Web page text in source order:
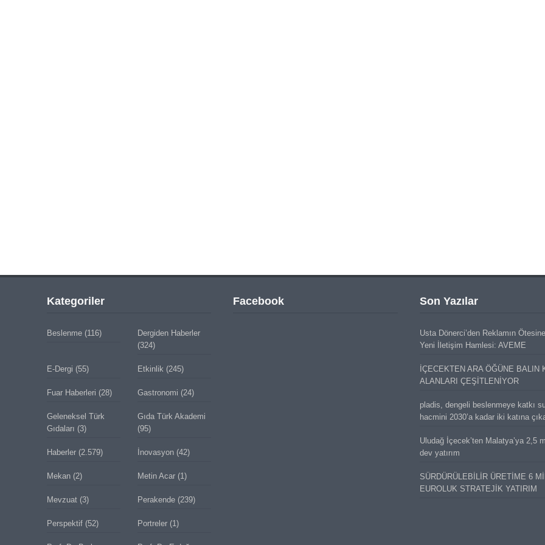
Kategoriler
Beslenme(116)
Dergiden Haberler
(324)
E-Dergi (55) Etkinlik (245)
Fuar Haberleri (28) Gastronomi (24)
Geleneksel Türk
Gıdaları (3)
Gıda Türk Akademi
(95)
Haberler(2.579) İnovasyon(42)
Mekan(2) Metin Acar(1)
Mevzuat(3) Perakende(239)
Perspektif(52) Portreler(1)
Facebook Son Yazılar
Usta Dönerci’den Reklamın
Yeni İletişim Hamlesi: AVEME
İÇECEKTEN ARA ÖĞÜNE BALIN
ALANLARI ÇEŞİTLENİYOR
pladis, dengeli beslenmeye katkı
hacmini 2030’a kadar iki katına
Uludağ İçecek’ten Malatya’ya 2,5
dev yatırım
SÜRDÜRÜLEBİLİR ÜRETİME 6
EUROLUK STRATEJİK YATIRIM